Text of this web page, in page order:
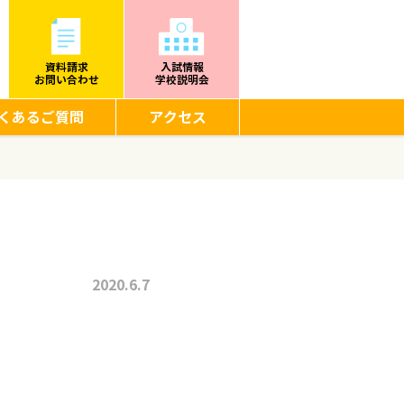
資料請求
お問い合わせ
入試情報
学校説明会
あるご質問 アクセス
2020.6.7